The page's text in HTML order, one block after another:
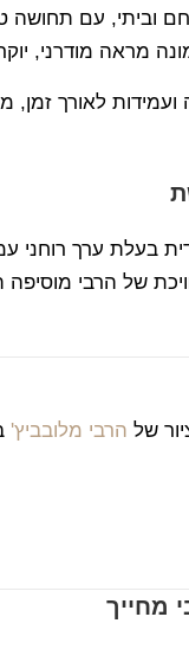
וביתי, עם תחושה
מראה מודרני,
ועמידות לאורך
בעלת ערך רוחני
של הרבי
של הרבי מלובביץ'
מחייך